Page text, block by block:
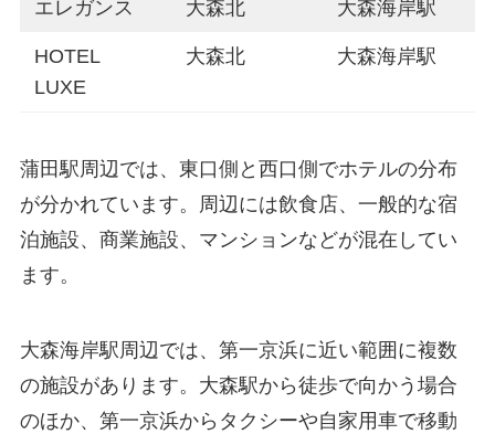
エレガンス 大森北 大森海岸駅
HOTEL
LUXE
大森北 大森海岸駅
蒲田駅周辺では、東口側と西口側でホテルの分布
が分かれています。周辺には飲食店、一般的な宿
泊施設、商業施設、マンションなどが混在してい
ます。
大森海岸駅周辺では、第一京浜に近い範囲に複数
の施設があります。大森駅から徒歩で向かう場合
のほか、第一京浜からタクシーや自家用車で移動